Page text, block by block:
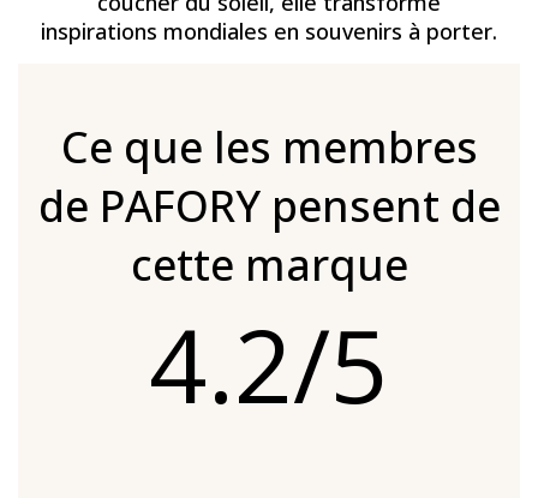
inspirations mondiales en souvenirs à porter.
Ce que les membres
de PAFORY pensent de
cette marque
4.2/5